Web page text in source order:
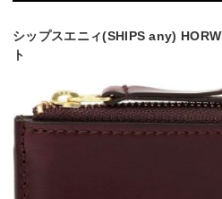
シップスエニィ(SHIPS any)
ト